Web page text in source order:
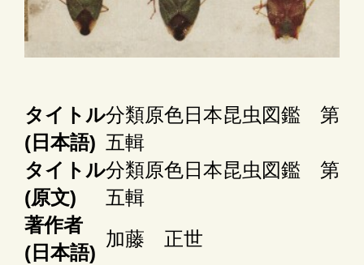
タイトル
(日本語)
分類原色日本昆虫図鑑 第
五輯
タイトル
(原文)
分類原色日本昆虫図鑑 第
五輯
著作者
(日本語)
加藤 正世